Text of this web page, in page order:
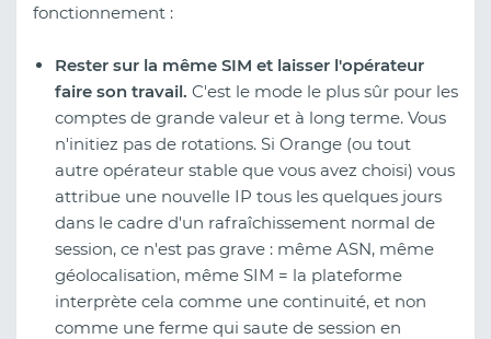
fonctionnement :
Rester sur la même SIM et laisser l'opérateur
faire son travail. C'est le mode le plus sûr pour les
comptes de grande valeur et à long terme. Vous
n'initiez pas de rotations. Si Orange (ou tout
autre opérateur stable que vous avez choisi) vous
attribue une nouvelle IP tous les quelques jours
dans le cadre d'un rafraîchissement normal de
session, ce n'est pas grave : même ASN, même
géolocalisation, même SIM = la plateforme
interprète cela comme une continuité, et non
comme une ferme qui saute de session en